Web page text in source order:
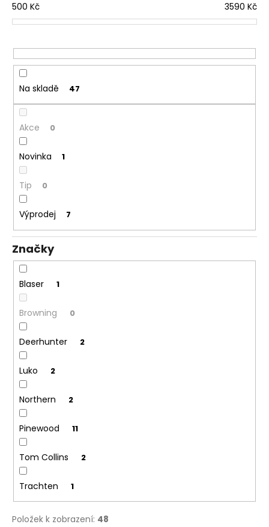
r
o
u
k
ů
500 Kč 3590 Kč
Na skladě 47
Akce 0
Novinka 1
Tip 0
Výprodej 7
Značky
Blaser 1
Browning 0
Deerhunter 2
Luko 2
Northern 2
Pinewood 11
Tom Collins 2
Trachten 1
Položek k zobrazení: 48
D
o
o
r
u
u
m
MAUSER
PLETENÁ
ČEPICE
650
Kč